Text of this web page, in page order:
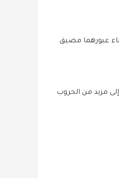
عبورهما مضيق
مزيد من الحروب